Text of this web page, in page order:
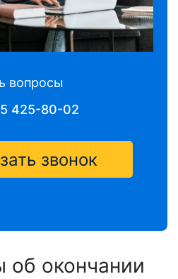
вопросы
425-80-02
звонок
об окончании